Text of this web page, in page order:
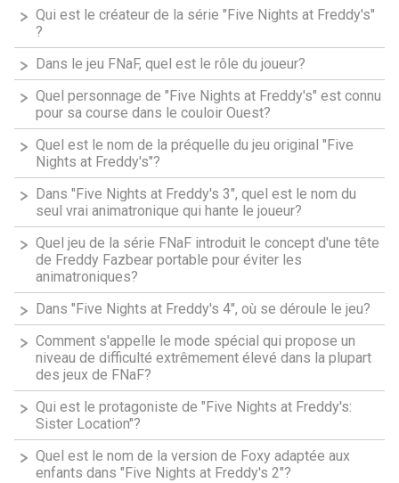
Qui est le créateur de la série "Five Nights at Freddy's"
?
Dans le jeu FNaF, quel est le rôle du joueur?
Quel personnage de "Five Nights at Freddy's" est connu
pour sa course dans le couloir Ouest?
Quel est le nom de la préquelle du jeu original "Five
Nights at Freddy's"?
Dans "Five Nights at Freddy's 3", quel est le nom du
seul vrai animatronique qui hante le joueur?
Quel jeu de la série FNaF introduit le concept d'une tête
de Freddy Fazbear portable pour éviter les
animatroniques?
Dans "Five Nights at Freddy's 4", où se déroule le jeu?
Comment s'appelle le mode spécial qui propose un
niveau de difficulté extrêmement élevé dans la plupart
des jeux de FNaF?
Qui est le protagoniste de "Five Nights at Freddy's:
Sister Location"?
Quel est le nom de la version de Foxy adaptée aux
enfants dans "Five Nights at Freddy's 2"?